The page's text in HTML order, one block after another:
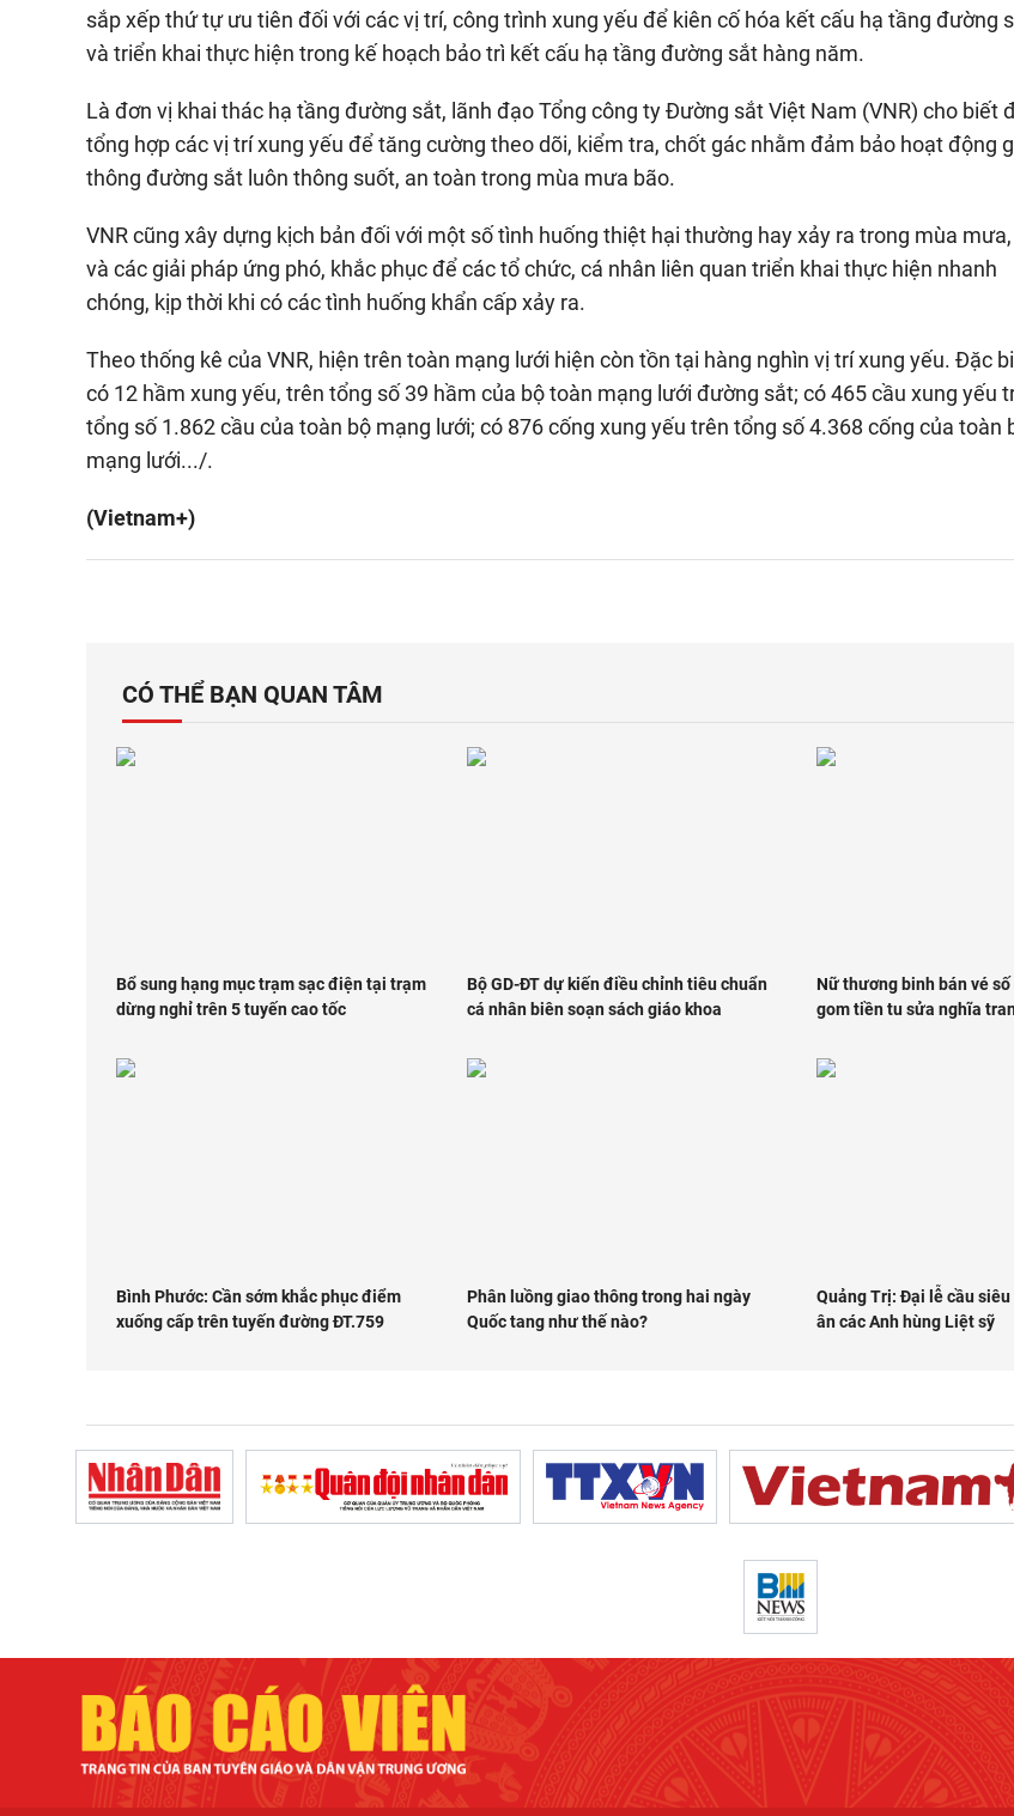
sắp xếp thứ tự ưu tiên đối với các vị trí, công trình xung yếu để kiên cố hóa kết cấu hạ tầng đường
và triển khai thực hiện trong kế hoạch bảo trì kết cấu hạ tầng đường sắt hàng năm.
Là đơn vị khai thác hạ tầng đường sắt, lãnh đạo Tổng công ty Đường sắt Việt Nam (VNR) cho biết
tổng hợp các vị trí xung yếu để tăng cường theo dõi, kiểm tra, chốt gác nhằm đảm bảo hoạt động
thông đường sắt luôn thông suốt, an toàn trong mùa mưa bão.
VNR cũng xây dựng kịch bản đối với một số tình huống thiệt hại thường hay xảy ra trong mùa
và các giải pháp ứng phó, khắc phục để các tổ chức, cá nhân liên quan triển khai thực hiện nhanh
chóng, kịp thời khi có các tình huống khẩn cấp xảy ra.
Theo thống kê của VNR, hiện trên toàn mạng lưới hiện còn tồn tại hàng nghìn vị trí xung yếu. Đặc
có 12 hầm xung yếu, trên tổng số 39 hầm của bộ toàn mạng lưới đường sắt; có 465 cầu xung yếu
tổng số 1.862 cầu của toàn bộ mạng lưới; có 876 cống xung yếu trên tổng số 4.368 cống của toàn
mạng lưới.../.
(Vietnam+)
CÓ THỂ BẠN QUAN TÂM
Bổ sung hạng mục trạm sạc điện tại trạm
dừng nghỉ trên 5 tuyến cao tốc
Bộ GD-ĐT dự kiến điều chỉnh tiêu chuẩn
cá nhân biên soạn sách giáo khoa
Nữ thương binh bán vé
gom tiền tu sửa nghĩa
Bình Phước: Cần sớm khắc phục điểm
xuống cấp trên tuyến đường ĐT.759
Phân luồng giao thông trong hai ngày
Quốc tang như thế nào?
Quảng Trị: Đại lễ cầu
ân các Anh hùng Liệt sỹ